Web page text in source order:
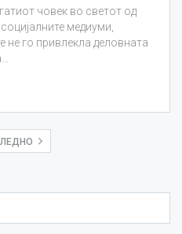
човек во светот од
медиуми,
не го привлекла деловната